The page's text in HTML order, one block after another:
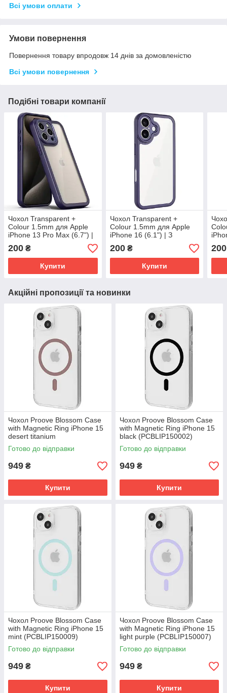
Всі умови оплати
Умови повернення
Повернення товару впродовж 14 днів за домовленістю
Всі умови повернення
Подібні товари компанії
Чохол Transparent +
Colour 1.5mm для Apple
iPhone 13 Pro Max (6.7") |
З кольоровим бампером і
захистом камери Purple
200 ₴
Купити
Чохол Transparent +
Colour 1.5mm для Apple
iPhone 16 (6.1") | З
кольоровим бампером і
захистом камери Purple
200₴
Купити
200
Акційні пропозиції та новинки
Чохол Proove Blossom Case
with Magnetic Ring iPhone 15
desert titanium
(PCBLIP150033)
Готово до відправки
949 ₴
Купити
Чохол Proove Blossom Case
with Magnetic Ring iPhone 15
black (PCBLIP150002)
Готово до відправки
949 ₴
Купити
Чохол Proove Blossom Case
with Magnetic Ring iPhone 15
mint (PCBLIP150009)
Готово до відправки
949 ₴
Купити
Чохол Proove Blossom Case
with Magnetic Ring iPhone 15
light purple (PCBLIP150007)
Готово до відправки
949 ₴
Купити